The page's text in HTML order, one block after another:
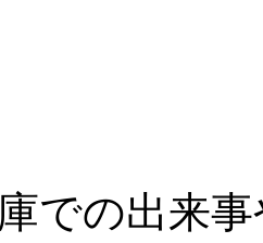
での出来